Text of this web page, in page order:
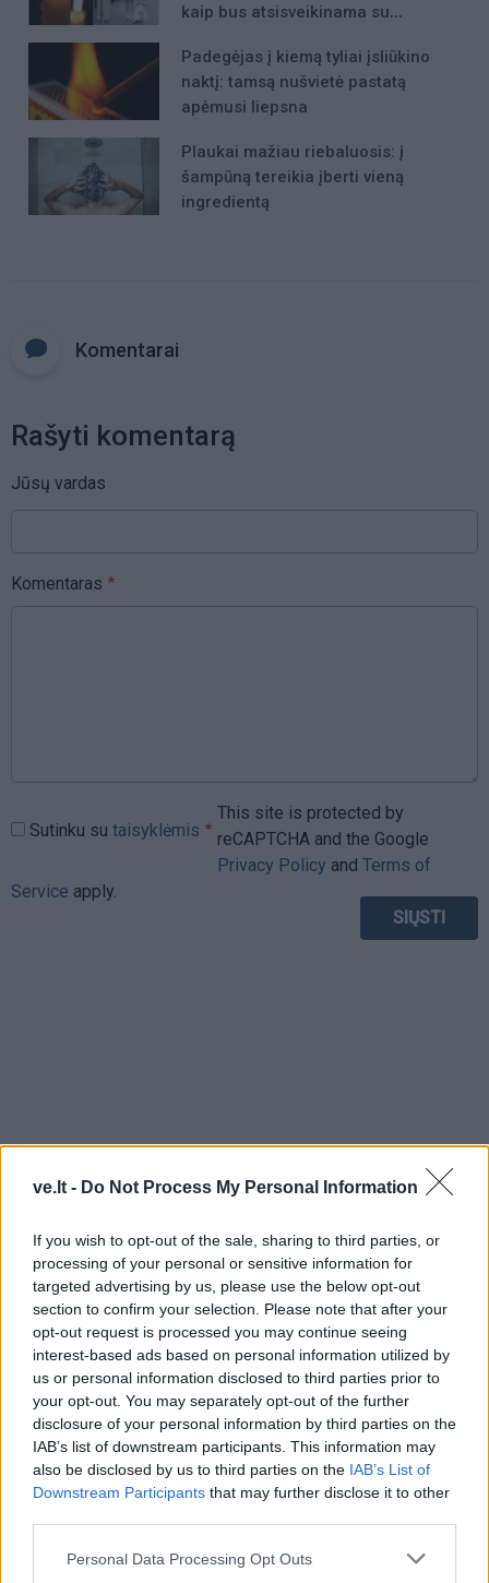
ve.lt - Do Not Process My Personal Information
If you wish to opt-out of the sale, sharing to third parties, or
processing of your personal or sensitive information for
targeted advertising by us, please use the below opt-out
section to confirm your selection. Please note that after your
opt-out request is processed you may continue seeing
interest-based ads based on personal information utilized by
us or personal information disclosed to third parties prior to
your opt-out. You may separately opt-out of the further
disclosure of your personal information by third parties on the
IAB’s list of downstream participants. This information may
also be disclosed by us to third parties on the IAB’s List of
Downstream Participants that may further disclose it to other
Personal Data Processing Opt Outs
kaip bus atsisveikinama su
Padegėjas į kiemą tyliai įsliūkino
naktį: tamsą nušvietė pastatą
apėmusi liepsna
Plaukai mažiau riebaluosis: į
šampūną tereikia įberti vieną
ingredientą
Komentarai
Rašyti komentarą
Jūsų vardas
Komentaras
Sutinku su taisyklėmis
This site is protected by
reCAPTCHA and the Google
Privacy Policy and Terms of
Service apply.
TAIP PAT SKAITYKITE
Новости
оружия вблизи Латвии:
Новости
расположении